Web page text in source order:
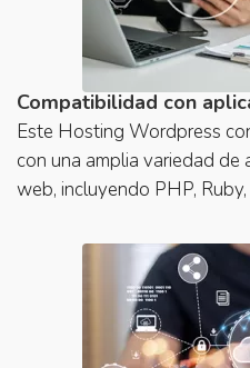
Compatibilidad con
Este Hosting Wordpress
con una amplia variedad
web, incluyendo PHP,